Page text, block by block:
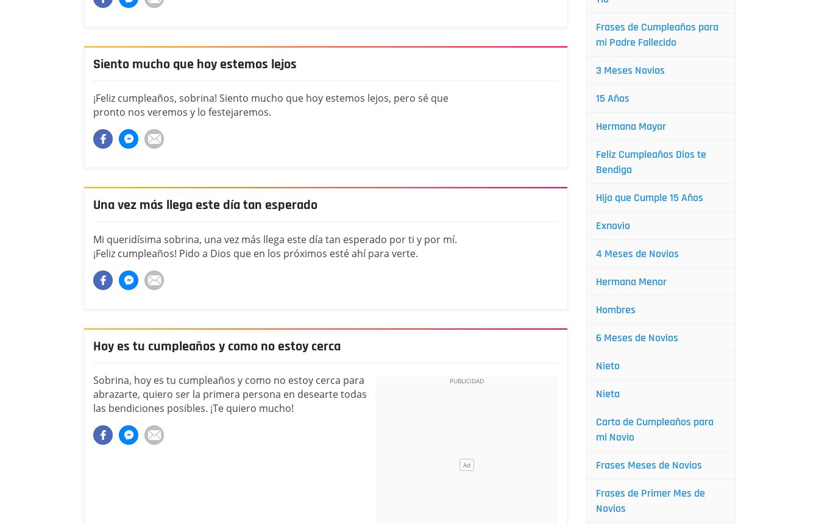
Siento mucho que hoy estemos lejos
¡Feliz cumpleaños, sobrina! Siento mucho que hoy estemos lejos, pero sé que
pronto nos veremos y lo festejaremos.
Una vez más llega este día tan esperado
Mi queridísima sobrina, una vez más llega este día tan esperado por ti y por mí.
¡Feliz cumpleaños! Pido a Dios que en los próximos esté ahí para verte.
Hoy es tu cumpleaños y como no estoy cerca
Sobrina, hoy es tu cumpleaños y como no estoy cerca para
abrazarte, quiero ser la primera persona en desearte todas
las bendiciones posibles. ¡Te quiero mucho!
Frases de Cumpleaños para
mi Padre Fallecido
3 Meses Novios
15 Años
Hermana Mayor
Feliz Cumpleaños Dios te
Bendiga
Hija que Cumple 15 Años
Exnovio
4 Meses de Novios
Hermana Menor
Hombres
6 Meses de Novios
Nieto
Nieta
Carta de Cumpleaños para
mi Novio
Frases Meses de Novios
Frases de Primer Mes de
Novios